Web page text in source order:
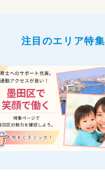
注目のエリア特集